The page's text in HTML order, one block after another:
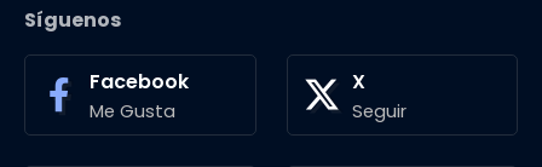
Síguenos
Facebook
Me Gusta
X
Seguir